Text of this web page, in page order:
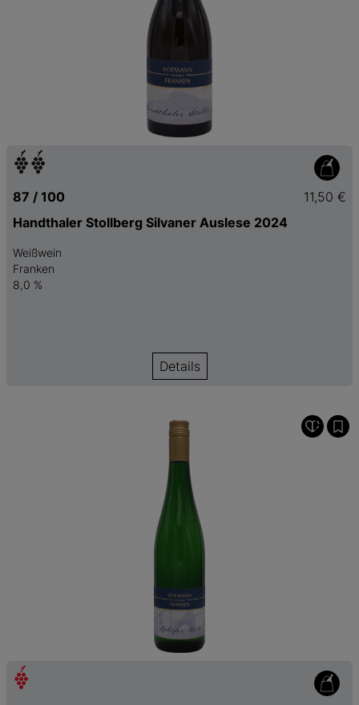
87 / 100
11,50 €
Handthaler Stollberg Silvaner Auslese 2024
Weißwein
Franken
8,0 %
Details